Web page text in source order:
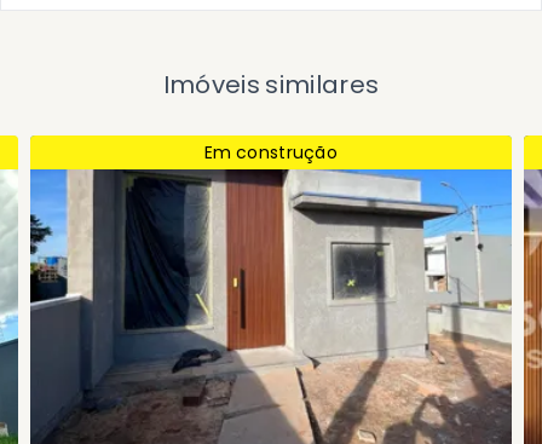
Imóveis similares
Em construção